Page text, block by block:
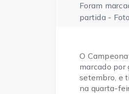
Foram
partida -
O
marcado
setembro, e
na quarta-